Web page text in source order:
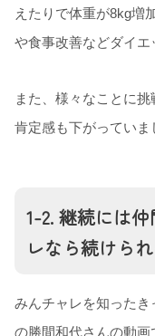
えたりで体重が8kg増
や食事改善などダイエ
また、様々なことに
肯定感も下がっていま
1-2. 継続には
レなら続けら
みんチャレを知ったき
の勝間和代さんの動画